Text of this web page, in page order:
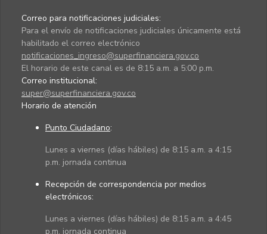
Correo para notificaciones judiciales:
Para el envío de notificaciones judiciales únicamente está
habilitado el correo electrónico
notificaciones_ingreso@superfinanciera.gov.co
El horario de este canal es de 8:15 a.m. a 5:00 p.m.
Correo institucional:
super@superfinanciera.gov.co
Horario de atención
Punto Ciudadano:
Lunes a viernes (días hábiles) de 8:15 a.m. a 4:15
p.m. jornada continua
Recepción de correspondencia por medios
electrónicos:
Lunes a viernes (días hábiles) de 8:15 a.m. a 4:45
p.m. jornada continua